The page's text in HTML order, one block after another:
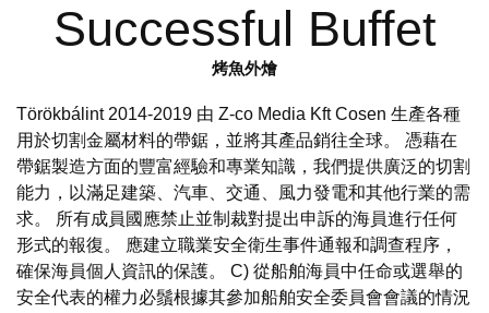
Successful Buffet
烤魚外燴
Törökbálint 2014-2019 由 Z-co Media Kft Cosen 生產各種
用於切割金屬材料的帶鋸，並將其產品銷往全球。 憑藉在
帶鋸製造方面的豐富經驗和專業知識，我們提供廣泛的切割
能力，以滿足建築、汽車、交通、風力發電和其他行業的需
求。 所有成員國應禁止並制裁對提出申訴的海員進行任何
形式的報復。 應建立職業安全衛生事件通報和調查程序，
確保海員個人資訊的保護。 C) 從船舶海員中任命或選舉的
安全代表的權力必鬚根據其參加船舶安全委員會會議的情況